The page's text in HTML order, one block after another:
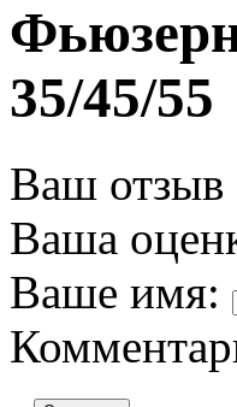
35/45/55
Ваш отзыв
Ваша
Ваше имя: